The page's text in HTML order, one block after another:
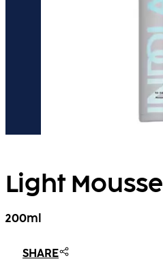
Light Mousse
200ml
SHARE